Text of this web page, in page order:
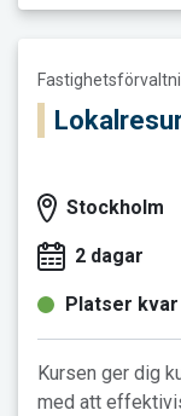
Stockholm
2 dagar
Platser kvar
Kursen ger dig
med att